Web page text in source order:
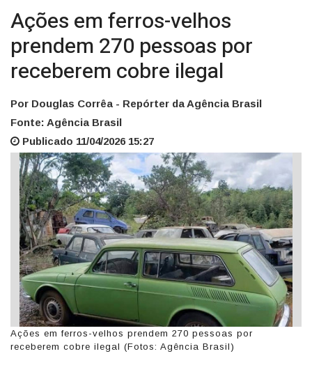
Ações em ferros-velhos
prendem 270 pessoas por
receberem cobre ilegal
Por Douglas Corrêa - Repórter da Agência Brasil
Fonte: Agência Brasil
Publicado 11/04/2026 15:27
Ações em ferros-velhos prendem 270 pessoas por
receberem cobre ilegal (Fotos: Agência Brasil)